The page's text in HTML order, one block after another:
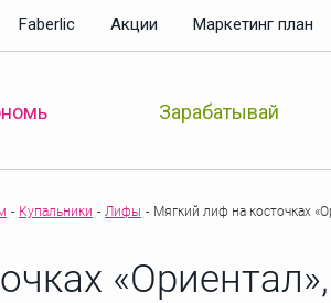
Faberlic Акции Маркетинг план
Зарабатывай
- Купальники - Лифы - Мягкий лиф на косточках